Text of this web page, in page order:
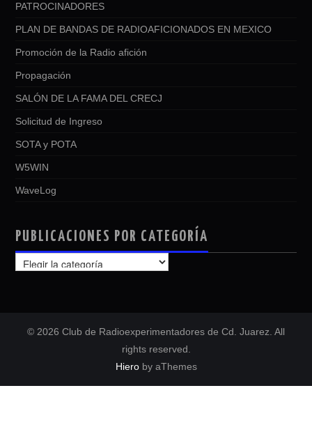
PATROCINADORES
PLAN DE BANDAS DE RADIOAFICIONADOS EN MEXICO
Promoción de la Radio afición
Propagación
SALÓN DE LA FAMA DEL CRECJ
Solicitud de Ingreso
SOTA y POTA
W5WIN
WaveLog
PUBLICACIONES POR CATEGORÍA
PUBLICACIONES
POR
© 2026 Club de Radioexperimentadores de Cd. Juarez. All
rights reserved.
Hieroby aThemes